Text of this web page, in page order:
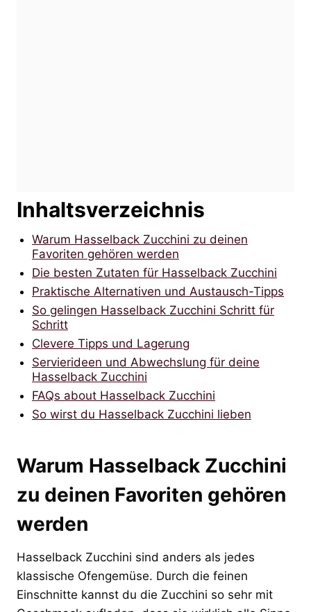
Inhaltsverzeichnis
Warum Hasselback Zucchini zu deinen
Favoriten gehören werden
Die besten Zutaten für Hasselback Zucchini
Praktische Alternativen und Austausch-Tipps
So gelingen Hasselback Zucchini Schritt für
Schritt
Clevere Tipps und Lagerung
Servierideen und Abwechslung für deine
Hasselback Zucchini
FAQs about Hasselback Zucchini
So wirst du Hasselback Zucchini lieben
Warum Hasselback Zucchini
zu deinen Favoriten gehören
werden
Hasselback Zucchini sind anders als jedes
klassische Ofengemüse. Durch die feinen
Einschnitte kannst du die Zucchini so sehr mit